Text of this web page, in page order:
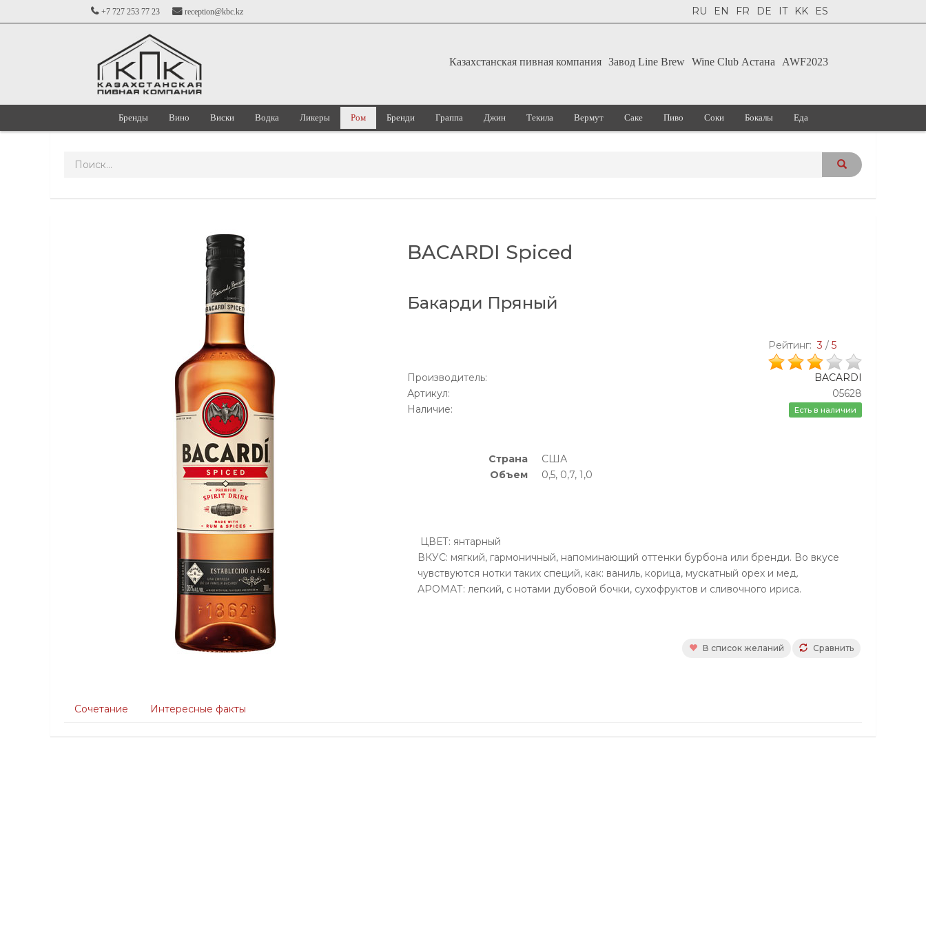
+7 727 253 77 23 reception@kbc.kz RU EN FR DE IT KK ES
Казахстанская пивная компания Завод Line Brew Wine Club Астана AWF2023
Бренды Вино Виски Водка Ликеры Ром Бренди Граппа Джин Текила Вермут Саке Пиво Соки Бокалы Еда
BACARDI Spiced
Бакарди Пряный
Рейтинг:3 / 5
Производитель:
BACARDI
Артикул:
05628
Наличие:
Есть в наличии
Страна
США
Объем
0,5, 0,7, 1,0
ЦВЕТ: янтарный
ВКУС: мягкий, гармоничный, напоминающий оттенки бурбона или бренди. Во вкусе
чувствуются нотки таких специй, как: ваниль, корица, мускатный орех и мед.
АРОМАТ: легкий, с нотами дубовой бочки, сухофруктов и сливочного ириса.
Сравнить
В список желаний
Сочетание Интересные факты